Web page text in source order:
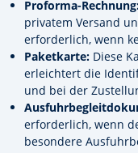
Proforma-
privatem Versand
erforderlich, wenn
Paketkarte: Diese
erleichtert die
und bei der
erforderlich, wenn
besondere